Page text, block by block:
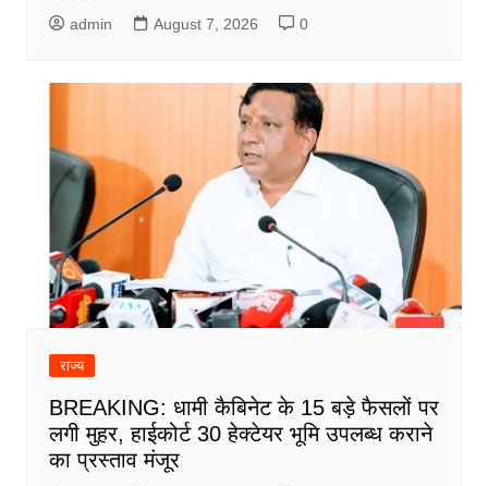
admin August 7, 2026 0
राज्य
BREAKING: धामी कैबिनेट के 15 बड़े फैसलों पर
लगी मुहर, हाईकोर्ट 30 हेक्टेयर भूमि उपलब्ध कराने
का प्रस्ताव मंजूर